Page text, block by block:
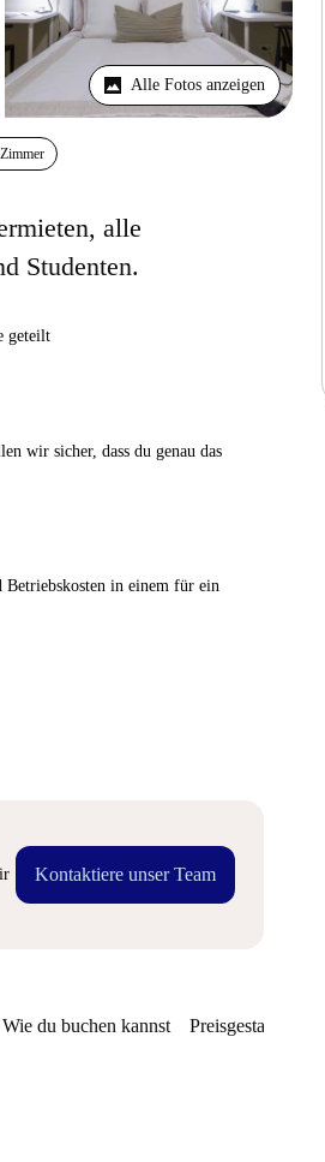
Alle Fotos anzeigen
alle
Studenten.
geteilt
wir sicher, dass du genau das
Betriebskosten in einem für ein
Kontaktiere unser Team
Wie du buchen kannst Preisgestaltung